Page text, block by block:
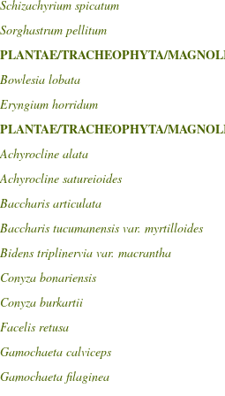
Schizachyrium spicatum
Sorghastrum pellitum
PLANTAE/TRACHEOPHYTA/
Bowlesia lobata
Eryngium horridum
PLANTAE/TRACHEOPHYTA/
Achyrocline alata
Achyrocline satureioides
Baccharis articulata
Baccharis tucumanensis var. myrtilloides
Bidens triplinervia var. macrantha
Conyza bonariensis
Conyza burkartii
Facelis retusa
Gamochaeta calviceps
Gamochaeta filaginea